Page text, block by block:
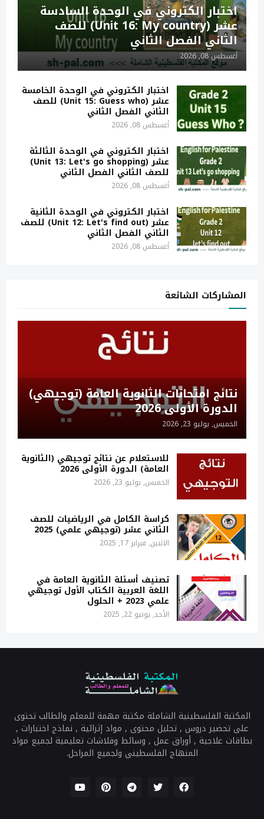
اختبار الكتروني في الوحدة السادسة
عشر (Unit 16: My country) للصف
الثاني الفصل الثاني
أغسطس 08, 2026
اختبار الكتروني في الوحدة الخامسة
عشر (Unit 15: Guess who) للصف
الثاني الفصل الثاني
أغسطس 08, 2026
اختبار الكتروني في الوحدة الثالثة
عشر (Unit 13: Let's go shopping)
للصف الثاني الفصل الثاني
أغسطس 08, 2026
اختبار الكتروني في الوحدة الثانية
عشر (Unit 12: Let's find out) للصف
الثاني الفصل الثاني
أغسطس 08, 2026
المشاركات الشائعة
نتائج امتحانات الثانوية العامة (توجيهي)
الدورة الأولى 2026
الخميس, يوليو 23, 2026
للاستعلام عن نتائج توجيهي (الثانوية
العامة) الدورة الأولى 2026
الخميس, يوليو 23, 2026
كراسة الكامل في الرياضيات للصف
الثاني عشر (توجيهي علمي) 2025
الاثنين, فبراير 17, 2025
تصنيف أسئلة الثانوية العامة في
اللغة العربية الكتاب الأول توجيهي
علمي 2023 + الحلول
الأحد, يونيو 22, 2025
المكتبة الفلسطينية الشاملة مكتبة مهمة للمعلم والطالب تحتوى
على تحضير دروس , تحليل محتوى , مواد إثرائية , نماذج اختبارات ,
بطاقات علاجية , أوراق عمل , وسائط وفلاشات تعليمية لجميع مواد
المنهاج الفلسطيني ولجميع المراحل.